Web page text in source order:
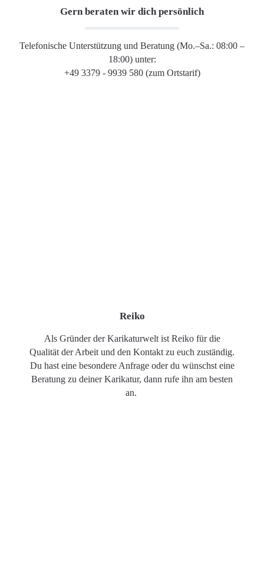
Gern beraten wir dich persönlich
Telefonische Unterstützung und Beratung (Mo.–Sa.: 08:00 –
18:00) unter:
+49 3379 - 9939 580 (zum Ortstarif)
Reiko
Als Gründer der Karikaturwelt ist Reiko für die
Qualität der Arbeit und den Kontakt zu euch zuständig.
Du hast eine besondere Anfrage oder du wünschst eine
Beratung zu deiner Karikatur, dann rufe ihn am besten
an.